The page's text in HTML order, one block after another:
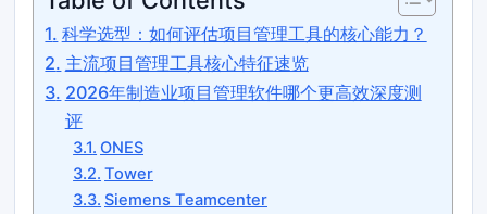
科学选型：如何评估项目管理工具的核心能力？
主流项目管理工具核心特征速览
2026年制造业项目管理软件哪个更高效深度测
评
ONES
Tower
Siemens Teamcenter